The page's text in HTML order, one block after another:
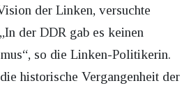
der Linken, versuchte
der DDR gab es keinen
so die Linken-Politikerin.
historische Vergangenheit der